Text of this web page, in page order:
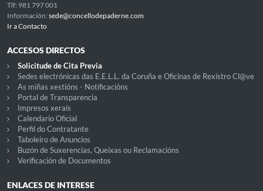
Tlf: 981 797 001
Información: sede@concellodepaderne.com
Ir a Contacto
ACCESOS DIRECTOS
Solicitude de Cita Previa
Sedes electrónicas das E.E.L.L. da Coruña e Oficinas de Rexistro Cl@ve
As miñas xestións - Notificacións
Portal de Transparencia
Impresos xerais
Calendario Oficial
Perfil do Contratante
Taboleiro de Anuncios
Buzón de Suxerencias, Queixas ou Reclamacións
Verificación de Documentos
ENLACES DE INTERESE